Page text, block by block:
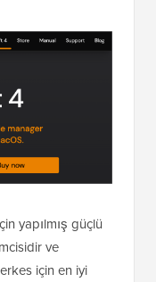
yapılmış güçlü
ve
için en iyi